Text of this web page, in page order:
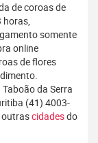
de coroas de
horas,
somente
online
de flores
da Serra
(41) 4003-
outrascidadesdo